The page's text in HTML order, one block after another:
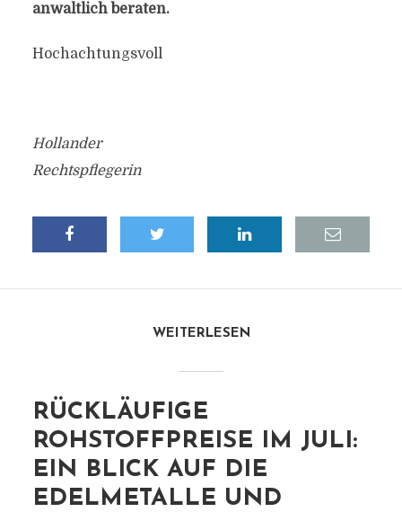
anwaltlich beraten.
Hochachtungsvoll
Hollander
Rechtspflegerin
WEITERLESEN
RÜCKLÄUFIGE
ROHSTOFFPREISE IM JULI:
EIN BLICK AUF DIE
EDELMETALLE UND